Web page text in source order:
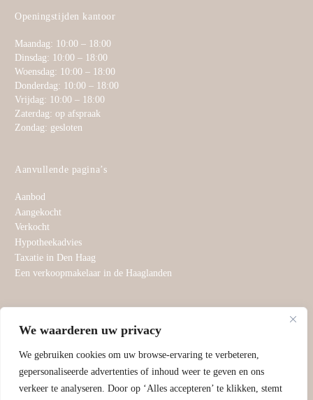
We waarderen uw privacy
We gebruiken cookies om uw browse-ervaring te verbeteren,
gepersonaliseerde advertenties of inhoud weer te geven en ons
verkeer te analyseren. Door op ‘Alles accepteren’ te klikken, stemt
Openingstijden kantoor
Maandag: 10:00 – 18:00
Dinsdag: 10:00 – 18:00
Woensdag: 10:00 – 18:00
Donderdag: 10:00 – 18:00
Vrijdag: 10:00 – 18:00
Zaterdag: op afspraak
Zondag: gesloten
Aanvullende pagina’s
Aanbod
Aangekocht
Verkocht
Hypotheekadvies
Taxatie in Den Haag
Een verkoopmakelaar in de Haaglanden
73565385 | Hosted By
TRON Group